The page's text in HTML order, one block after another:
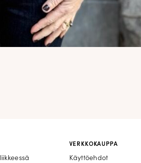
VERKKOKAUPPA
Käyttöehdot